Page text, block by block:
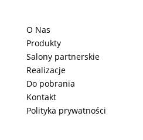
O Nas
Produkty
Salony partnerskie
Realizacje
Do pobrania
Kontakt
Polityka prywatności